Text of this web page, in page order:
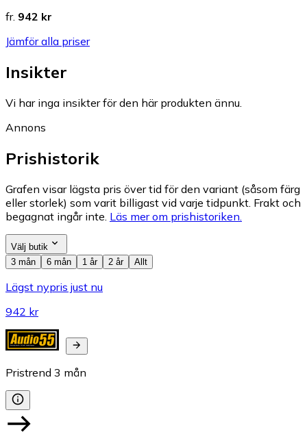
fr. 942 kr
Jämför alla priser
Insikter
Vi har inga insikter för den här produkten ännu.
Annons
Prishistorik
Grafen visar lägsta pris över tid för den variant (såsom färg
eller storlek) som varit billigast vid varje tidpunkt. Frakt och
begagnat ingår inte. Läs mer om prishistoriken.
Välj butik
3 mån
6 mån 1 år 2 år Allt
Lägst nypris just nu
942 kr
Pristrend 3 mån